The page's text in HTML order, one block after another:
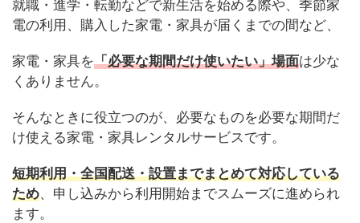
就職・進学・転勤などで新生活を始める際や、季節家
電の利用、購入した家電・家具が届くまでの間など、
家電・家具を「必要な期間だけ使いたい」場面は少な
くありません。
そんなときに役立つのが、必要なものを必要な期間だ
け使える家電・家具レンタルサービスです。
短期利用・全国配送・設置までまとめて対応している
ため、申し込みから利用開始までスムーズに進められ
ます。